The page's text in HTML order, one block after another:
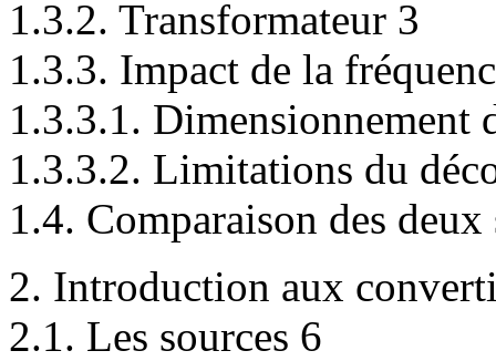
1.3.2. Transformateur 3
1.3.3. Impact de la
1.3.3.1. Dimensionnement
1.3.3.2. Limitations du
1.4. Comparaison des
2. Introduction aux
2.1. Les sources 6